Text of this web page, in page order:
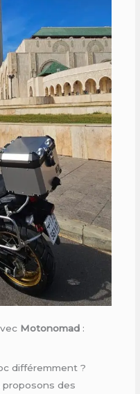
Motonomad :
différemment ?
des